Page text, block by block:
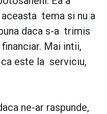
tema si nu a
daca s-a trimis
Mai intii,
este la serviciu,
ne-ar raspunde,